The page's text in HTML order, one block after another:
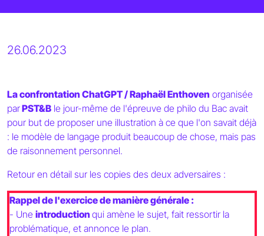
26.06.2023
La confrontation ChatGPT / Raphaël Enthoven organisée
parPST&B le jour-même de l'épreuve de philo du Bac avait
pour but de proposer une illustration à ce que l'on savait déjà
: le modèle de langage produit beaucoup de chose, mais pas
de raisonnement personnel.
Retour en détail sur les copies des deux adversaires :
Rappel de l'exercice de manière générale :
- Une introduction qui amène le sujet, fait ressortir la
problématique, et annonce le plan.